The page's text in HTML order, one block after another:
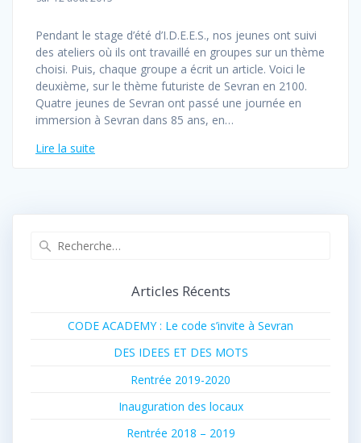
Pendant le stage d’été d’I.D.E.E.S., nos jeunes ont suivi
des ateliers où ils ont travaillé en groupes sur un thème
choisi. Puis, chaque groupe a écrit un article. Voici le
deuxième, sur le thème futuriste de Sevran en 2100.
Quatre jeunes de Sevran ont passé une journée en
immersion à Sevran dans 85 ans, en…
Lire la suite
Articles Récents
CODE ACADEMY : Le code s’invite à Sevran
DES IDEES ET DES MOTS
Rentrée 2019-2020
Inauguration des locaux
Rentrée 2018 – 2019